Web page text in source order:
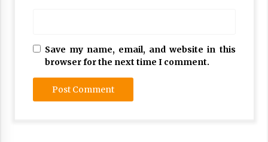
Save my name, email, and website in this
browser for the next time I comment.